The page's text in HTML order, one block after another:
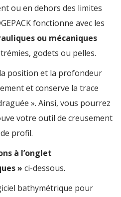
ou en dehors des limites
fonctionne avec les
ou mécaniques
godets ou pelles.
position et la profondeur
et conserve la trace
». Ainsi, vous pourrez
votre outil de creusement
profil.
à l’onglet
» ci-dessous.
bathymétrique pour